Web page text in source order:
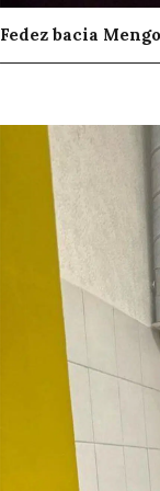
Fedez bacia